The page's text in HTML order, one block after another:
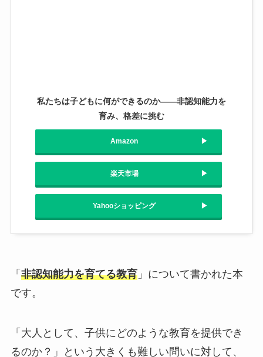
私たちは子どもに何ができるのか――非認知能力を
育み、格差に挑む
Amazon
楽天市場
Yahooショッピング
「 非認知能力を育てる教育」について書かれた本
です。
「大人として、子供にどのような教育を提供でき
るのか？」という大きくも難しい問いに対して、